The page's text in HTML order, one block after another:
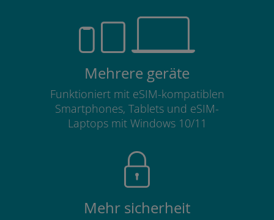
Mehrere geräte
Funktioniert mit eSIM-kompatiblen
Smartphones, Tablets und eSIM-
Laptops mit Windows 10/11
Mehr sicherheit